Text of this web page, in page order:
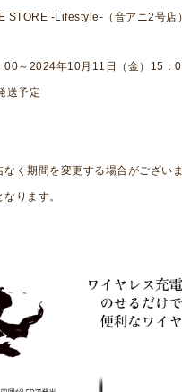
STORE -Lifestyle- （音アニ2号店
00～ 2024年10月 11 日（金） 15 ：
送予定
く期間を変更する場合がござい
ります。